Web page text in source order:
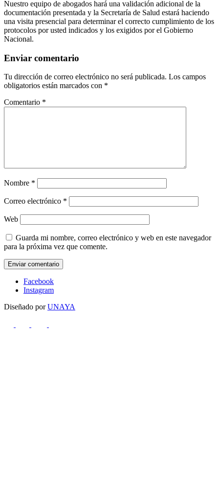
Nuestro equipo de abogados hará una validación adicional de la
documentación presentada y la Secretaría de Salud estará haciendo
una visita presencial para determinar el correcto cumplimiento de los
protocolos por usted indicados y los exigidos por el Gobierno
Nacional.
Enviar comentario
Tu dirección de correo electrónico no será publicada. Los campos
obligatorios están marcados con *
Comentario *
Nombre *
Correo electrónico *
Web
Guarda mi nombre, correo electrónico y web en este navegador
para la próxima vez que comente.
Facebook
Instagram
Diseñado porUNAYA